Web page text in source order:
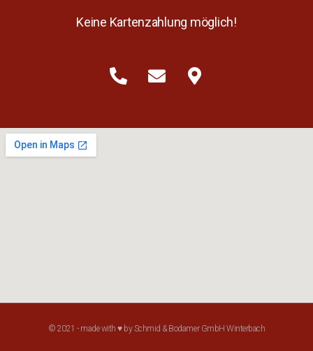
Keine Kartenzahlung möglich!
© 2021 - made with ♥ by Schmid & Bodamer GmbH Winterbach